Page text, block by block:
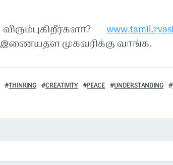
முகவரிக்கு வாங்க.
THINKING CREATIVITY PEACE UNDERSTANDING